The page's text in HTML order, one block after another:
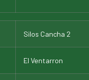
Silos Cancha 2
El Ventarron